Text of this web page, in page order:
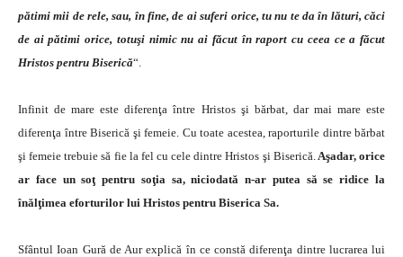
pătimi mii de rele, sau, în fine, de ai suferi orice, tu nu te da în lături, căci
de ai pătimi orice, totuşi nimic nu ai făcut în raport cu ceea ce a făcut
Hristos pentru Biserică“.
Infinit de mare este diferenţa între Hristos şi bărbat, dar mai mare este
diferenţa între Biserică şi femeie. Cu toate acestea, raporturile dintre bărbat
şi femeie trebuie să fie la fel cu cele dintre Hristos şi Biserică. Aşadar, orice
ar face un soţ pentru soţia sa, niciodată n-ar putea să se ridice la
înălţimea eforturilor lui Hristos pentru Biserica Sa.
Sfântul Ioan Gură de Aur explică în ce constă diferenţa dintre lucrarea lui